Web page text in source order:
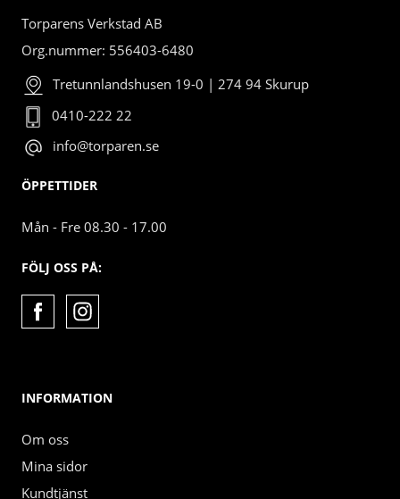
Torparens Verkstad AB
Org.nummer: 556403-6480
Tretunnlandshusen 19-0 | 274 94 Skurup
0410-222 22
info@torparen.se
ÖPPETTIDER
Mån - Fre 08.30 - 17.00
FÖLJ OSS PÅ:
INFORMATION
Om oss
Mina sidor
Kundtjänst